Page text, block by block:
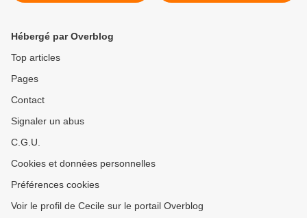
Hébergé par Overblog
Top articles
Pages
Contact
Signaler un abus
C.G.U.
Cookies et données personnelles
Préférences cookies
Voir le profil de Cecile sur le portail Overblog